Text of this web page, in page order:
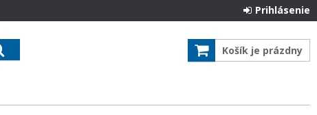
Prihlásenie
Košík je prázdny